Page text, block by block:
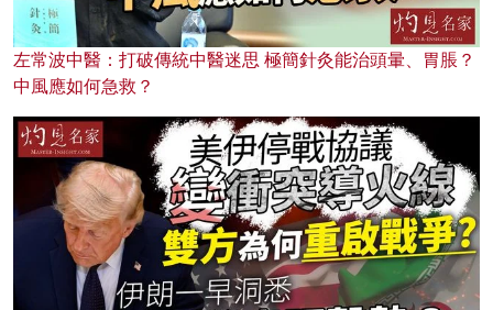
左常波中醫：打破傳統中醫迷思 極簡針灸能治頭暈、胃脹？
中風應如何急救？